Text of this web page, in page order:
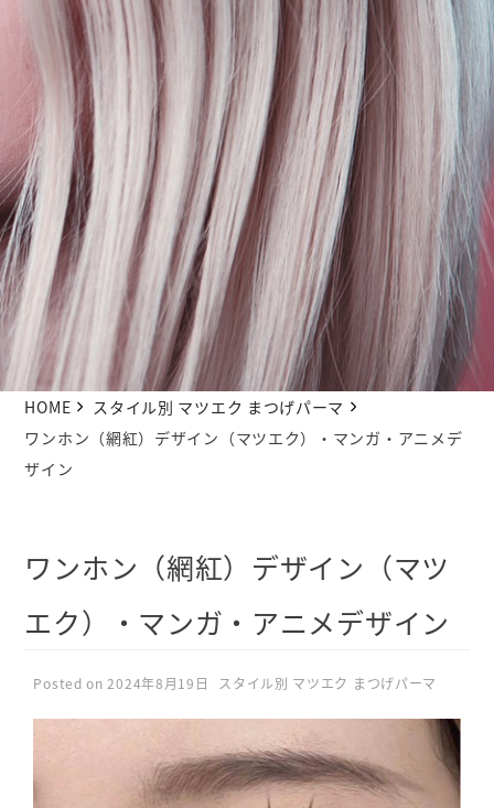
HOME
スタイル別 マツエク まつげパーマ
ワンホン（網紅）デザイン（マツエク）・マンガ・アニメデ
ザイン
ワンホン（網紅）デザイン（マツ
エク）・マンガ・アニメデザイン
Posted on 2024年8月19日 スタイル別 マツエク まつげパーマ